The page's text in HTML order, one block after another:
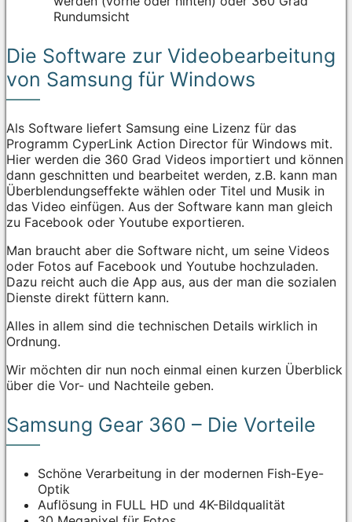
Rundumsicht
Die Software zur Videobearbeitung
von Samsung für Windows
Als Software liefert Samsung eine Lizenz für das
Programm CyperLink Action Director für Windows mit.
Hier werden die 360 Grad Videos importiert und können
dann geschnitten und bearbeitet werden, z.B. kann man
Überblendungseffekte wählen oder Titel und Musik in
das Video einfügen. Aus der Software kann man gleich
zu Facebook oder Youtube exportieren.
Man braucht aber die Software nicht, um seine Videos
oder Fotos auf Facebook und Youtube hochzuladen.
Dazu reicht auch die App aus, aus der man die sozialen
Dienste direkt füttern kann.
Alles in allem sind die technischen Details wirklich in
Ordnung.
Wir möchten dir nun noch einmal einen kurzen Überblick
über die Vor- und Nachteile geben.
Samsung Gear 360 – Die Vorteile
Schöne Verarbeitung in der modernen Fish-Eye-
Optik
Auflösung in FULL HD und 4K-Bildqualität